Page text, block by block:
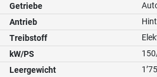
Getriebe
Antrieb
Treibstoff
kW/PS
Leergewicht